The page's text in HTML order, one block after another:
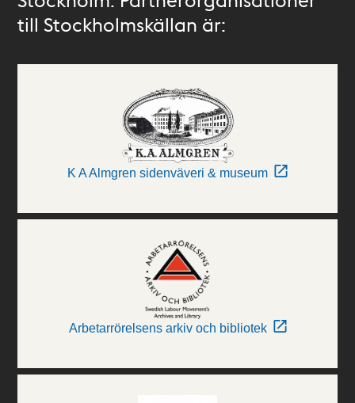
till Stockholmskällan är:
K A Almgren sidenväveri & museum
Arbetarrörelsens arkiv och bibliotek